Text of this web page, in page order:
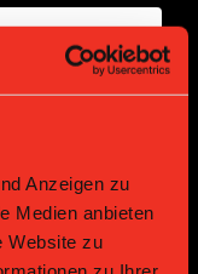
Anzeigen zu
Medien anbieten
Website zu